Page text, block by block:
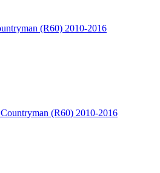
(R60) 2010-2016
(R60) 2010-2016